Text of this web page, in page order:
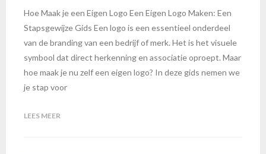
Hoe Maak je een Eigen Logo Een Eigen Logo Maken: Een
Stapsgewijze Gids Een logo is een essentieel onderdeel
van de branding van een bedrijf of merk. Het is het visuele
symbool dat direct herkenning en associatie oproept. Maar
hoe maak je nu zelf een eigen logo? In deze gids nemen we
je stap voor
LEES MEER